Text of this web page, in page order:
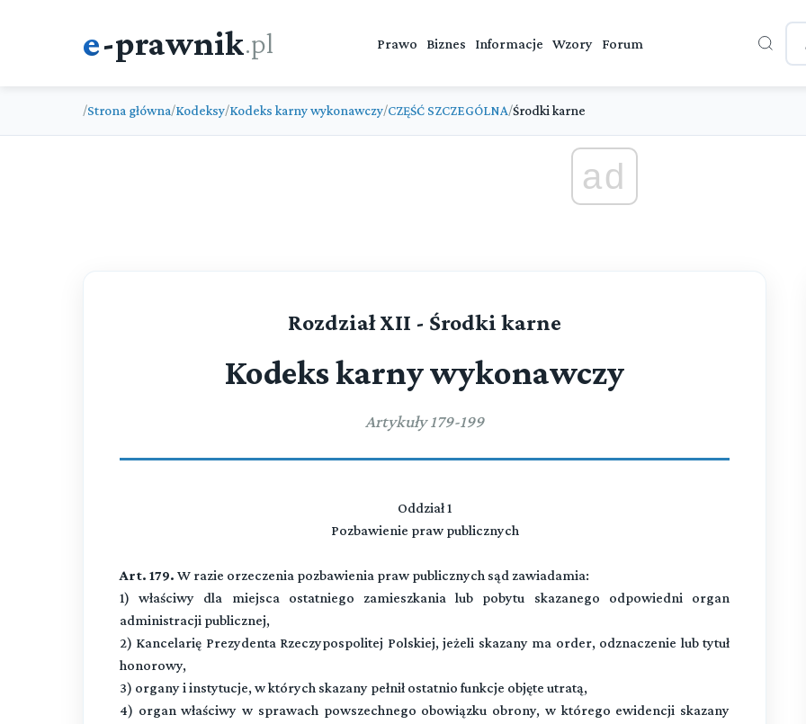
e-prawnik.pl Prawo Biznes Informacje Wzory Forum
/Strona główna/Kodeksy/Kodeks karny wykonawczy/CZĘŚĆ SZCZEGÓLNA/Środki karne
ad
Rozdział XII - Środki karne
Kodeks karny wykonawczy
Artykuły 179-199
Oddział 1
Pozbawienie praw publicznych
Art. 179. W razie orzeczenia pozbawienia praw publicznych sąd zawiadamia:
1) właściwy dla miejsca ostatniego zamieszkania lub pobytu skazanego odpowiedni organ
administracji publicznej,
2) Kancelarię Prezydenta Rzeczypospolitej Polskiej, jeżeli skazany ma order, odznaczenie lub tytuł
honorowy,
3) organy i instytucje, w których skazany pełnił ostatnio funkcje objęte utratą,
4) organ właściwy w sprawach powszechnego obowiązku obrony, w którego ewidencji skazany